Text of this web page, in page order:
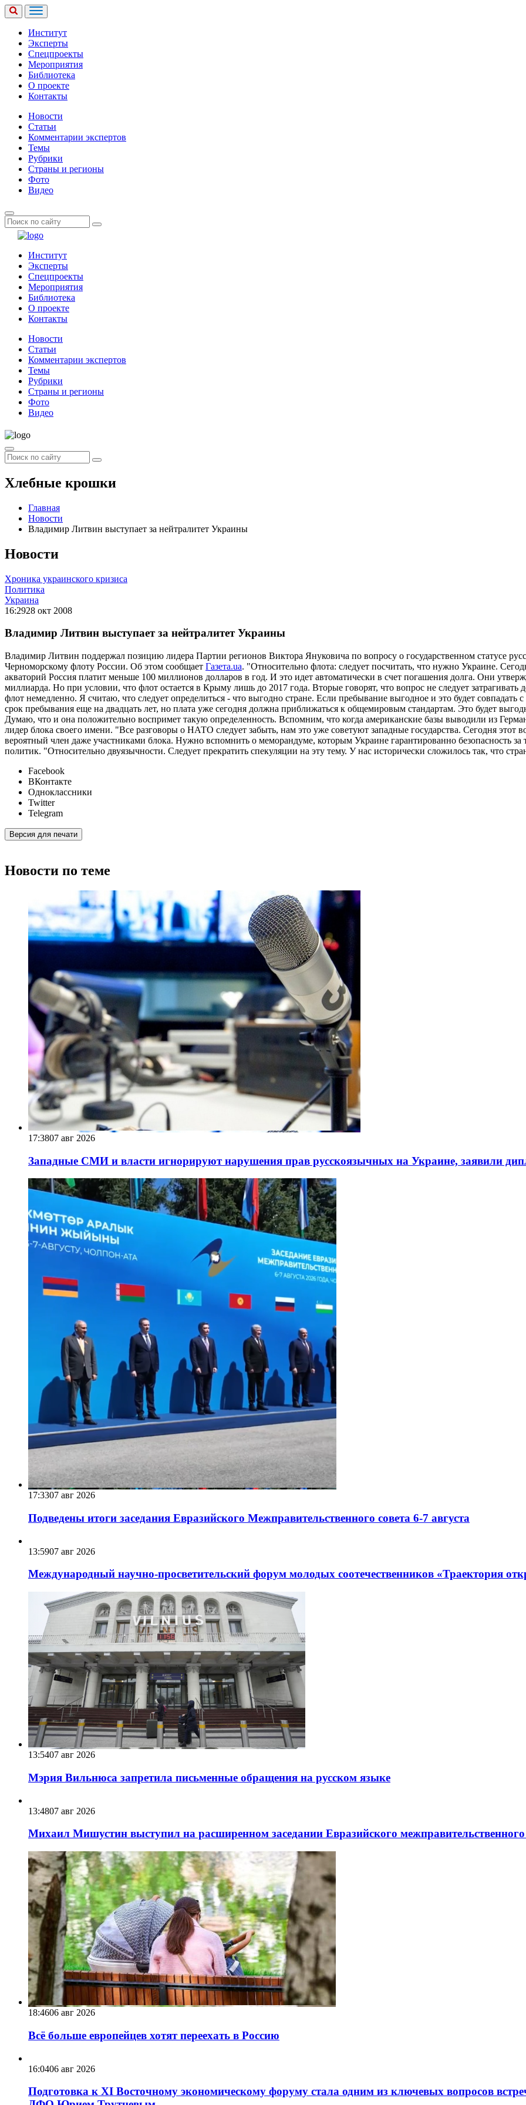
Институт
Эксперты
Спецпроекты
Мероприятия
Библиотека
О проекте
Контакты
Новости
Статьи
Комментарии экспертов
Темы
Рубрики
Страны и регионы
Фото
Видео
Институт
Эксперты
Спецпроекты
Мероприятия
Библиотека
О проекте
Контакты
Новости
Статьи
Комментарии экспертов
Темы
Рубрики
Страны и регионы
Фото
Видео
Хлебные крошки
Главная
Новости
Владимир Литвин выступает за нейтралитет Украины
Новости
Хроника украинского кризиса
Политика
Украина
16:2928 окт 2008
Владимир Литвин выступает за нейтралитет Украины
Владимир Литвин поддержал позицию лидера Партии регионов Виктора Януковича по вопросу о государственном статусе
Черноморскому флоту России. Об этом сообщает Газета.ua. "Относительно флота: следует посчитать, что нужно Украине.
акваторий Россия платит меньше 100 миллионов долларов в год. И это идет автоматически в счет погашения долга. Они
миллиарда. Но при условии, что флот остается в Крыму лишь до 2017 года. Вторые говорят, что вопрос не следует затрагивать
флот немедленно. Я считаю, что следует определиться - что выгодно стране. Если пребывание выгодное и это будет совпадать
срок пребывания еще на двадцать лет, но плата уже сегодня должна приближаться к общемировым стандартам. Это будет
Думаю, что и она положительно воспримет такую определенность. Вспомним, что когда американские базы выводили из
лидер блока своего имени. "Все разговоры о НАТО следует забыть, нам это уже советуют западные государства. Сегодня этот
вероятный член даже участниками блока. Нужно вспомнить о меморандуме, которым Украине гарантированно безопасность за
политик. "Относительно двуязычности. Следует прекратить спекуляции на эту тему. У нас исторически сложилось так, что
Facebook
ВКонтакте
Одноклассники
Twitter
Telegram
Версия для печати
Новости по теме
17:3807 авг 2026
Западные СМИ и власти игнорируют нарушения прав русскоязычных на Украине, заявили
17:3307 авг 2026
Подведены итоги заседания Евразийского Межправительственного совета 6-7 августа
13:5907 авг 2026
Международный научно-просветительский форум молодых соотечественников «Траектория
13:5407 авг 2026
Мэрия Вильнюса запретила письменные обращения на русском языке
13:4807 авг 2026
Михаил Мишустин выступил на расширенном заседании Евразийского
18:4606 авг 2026
Всё больше европейцев хотят переехать в Россию
16:0406 авг 2026
Подготовка к XI Восточному экономическому форуму стала одним из ключевых вопросов